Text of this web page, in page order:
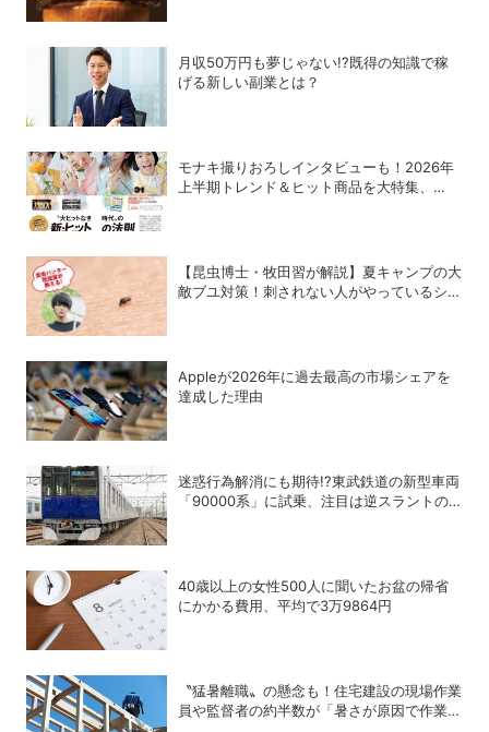
月収50万円も夢じゃない!?既得の知識で稼
げる新しい副業とは？
モナキ撮りおろしインタビューも！2026年
上半期トレンド＆ヒット商品を大特集、
【昆虫博士・牧田習が解説】夏キャンプの大
敵ブユ対策！刺されない人がやっているシン
Appleが2026年に過去最⾼の市場シェアを
達成した理由
迷惑行為解消にも期待!?東武鉄道の新型車両
「90000系」に試乗、注目は逆スラントの
40歳以上の女性500人に聞いたお盆の帰省
にかかる費用、平均で3万9864円
〝猛暑離職〟の懸念も！住宅建設の現場作業
員や監督者の約半数が「暑さが原因で作業や